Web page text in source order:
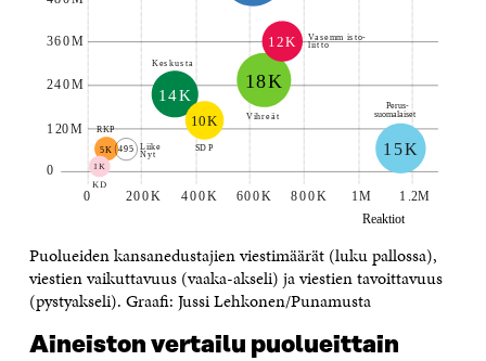
Puolueiden kansanedustajien viestimäärät (luku pallossa),
viestien vaikuttavuus (vaaka-akseli) ja viestien tavoittavuus
(pystyakseli). Graafi: Jussi Lehkonen/Punamusta
Aineiston vertailu puolueittain